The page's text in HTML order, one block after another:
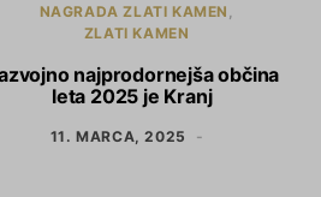
NAGRADA ZLATI KAMEN
ZLATI KAMEN
najprodornejša občina
leta 2025 je Kranj
11. MARCA, 2025